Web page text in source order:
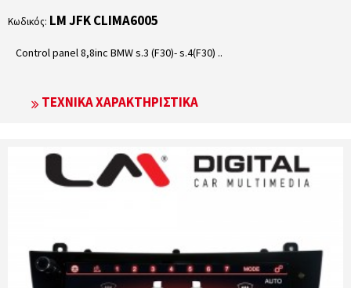
Κωδικός: LM JFK CLIMA6005
Control panel 8,8inc BMW s.3 (F30)- s.4(F30) ..
ΤΕΧΝΙΚΆ ΧΑΡΑΚΤΗΡΙΣΤΙΚΆ